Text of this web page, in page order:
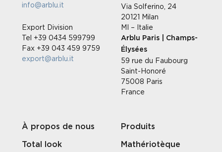
info@arblu.it
Export Division
Tel +39 0434 599799
Fax +39 043 459 9759
export@arblu.it
Via Solferino, 24
20121 Milan
MI – Italie
Arblu Paris | Champs-
Élysées
59 rue du Faubourg
Saint-Honoré
75008 Paris
France
À propos de nous
Total look
Produits
Mathériotèque